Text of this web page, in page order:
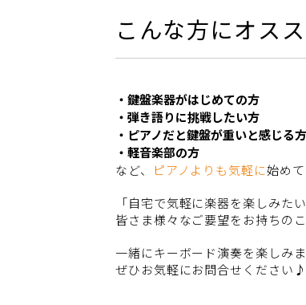
こんな方にオスス
・鍵盤楽器がはじめての方
・弾き語りに挑戦したい方
・ピアノだと鍵盤が重いと感じる方
・軽音楽部の方
など、
ピアノよりも気軽に始め
「自宅で気軽に楽器を楽しみた
皆さま様々なご要望をお持ちのこ
一緒にキーボード演奏を楽しみま
ぜひお気軽にお問合せください♪